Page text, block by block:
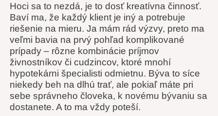
Hoci sa to nezdá, je to dosť kreatívna činnosť.
Baví ma, že každý klient je iný a potrebuje
riešenie na mieru. Ja mám rád výzvy, preto ma
veľmi bavia na prvý pohľad komplikované
prípady – rôzne kombinácie príjmov
živnostníkov či cudzincov, ktoré mnohí
hypotekárni špecialisti odmietnu. Býva to síce
niekedy beh na dlhú trať, ale pokiaľ máte pri
sebe správneho človeka, k novému bývaniu sa
dostanete. A to ma vždy poteší.